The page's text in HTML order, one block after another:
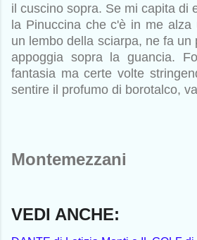
il cuscino sopra. Se mi capita di
la Pinuccina che c'è in me
un lembo della sciarpa, ne fa un
appoggia sopra la guancia.
fantasia ma certe volte
sentire il profumo di borotalco,
Montemezzani
VEDI ANCHE: